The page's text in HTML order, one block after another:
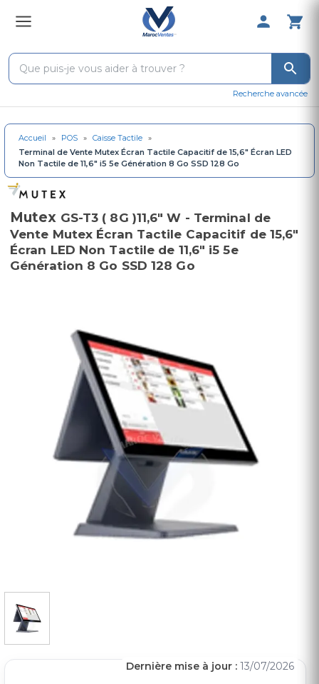
0 Produit
Recherche avancée
Accueil » POS » Caisse Tactile »
Terminal de Vente Mutex Écran Tactile Capacitif de 15,6" Écran LED
Non Tactile de 11,6" i5 5e Génération 8 Go SSD 128 Go
Mutex GS-T3 ( 8G )11,6" W - Terminal de
Vente Mutex Écran Tactile Capacitif de 15,6"
Écran LED Non Tactile de 11,6" i5 5e
Génération 8 Go SSD 128 Go
Dernière mise à jour : 13/07/2026